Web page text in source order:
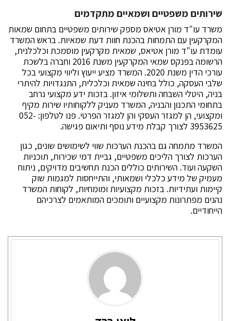
שירותים משפטיים ושמאיים מתקדמים
משרד עו"ד מורן אטיאס מספק שירותים משפטיים בתחום שמאות
המקרקעין עם התמחות בהכנת חוות דעת שמאיות. בראש המשרד
עומדת עו"ד מורן אטיאס, שמאית מקרקעין מוסמכת וכלכלנית,
הרשומה בפנקס שמאי המקרקעין משנת 2016 וחברה בלשכת
עורכי הדין משנת 2020. המשרד מציע ייעוץ וליווי מקצועי בכל
שלבי העסקה, כולל בחינה שמאית וכלכלית, התנגדויות להיתרי
בניה, היטלי השבחה ותשלומי איזון. בזכות ידע מקצועי נרחב
בתחומי התכנון והבניה, המשרד מעניק ללקוחותיו שירות מקיף
ומקצועי, הן למגזר העסקי והן למגזר הפרטי. פנו לטלפון: 052-
3953625 לצורך קבלת מידע נוסף ותיאום פגישה.
המשרד מתמחה גם בהכנת הערכות שווי לשימושים שונים, כגון
הערכות לצורך הליכים משפטיים, גביית דמי שכירות, תוכניות
השקעה ועוד. השירותים כוללים הכנת תחשיבים מדויקים, ניתוח
מעמיק של מידע כלכלי ושמאותי, והתייחסות למגמות שוק
קיימות ועתידיות. בזכות מקצועיות ומומחיות, לקוחות המשרד
נהנים מפתרונות מקצועיים ותומכים המותאמים לצרכיהם
הייחודיים.